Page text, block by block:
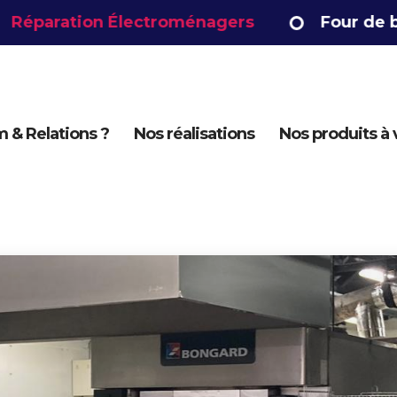
Électroménagers Four de
& Relations ? Nos réalisations
Nos produits à